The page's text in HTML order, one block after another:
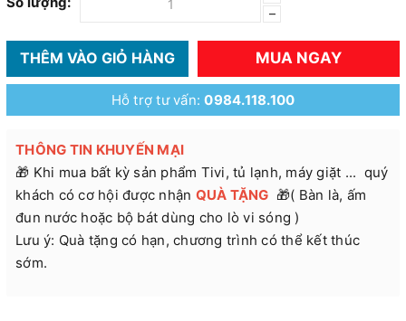
–
THÊM VÀO GIỎ HÀNG MUA NGAY
Hỗ trợ tư vấn:0984.118.100
THÔNG TIN KHUYẾN MẠI
🎁 Khi mua bất kỳ sản phẩm Tivi, tủ lạnh, máy giặt ... quý
khách có cơ hội được nhận QUÀ TẶNG 🎁( Bàn là, ấm
đun nước hoặc bộ bát dùng cho lò vi sóng )
Lưu ý: Quà tặng có hạn, chương trình có thể kết thúc
sớm.